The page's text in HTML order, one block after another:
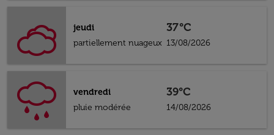
jeudi
partiellement nuageux
37°C
13/08/2026
vendredi
pluie modérée
39°C
14/08/2026